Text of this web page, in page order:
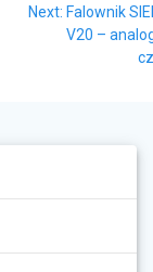
Next: Next
post:
Falownik
V20 –